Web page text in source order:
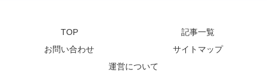
TOP
記事一覧
お問い合わせ
サイトマップ
運営について